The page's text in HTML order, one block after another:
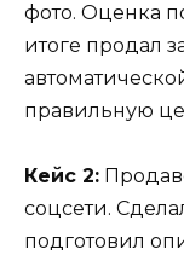
фото. Оценка
итоге продал
правильную
Кейс 2:
соцсети.
подготовил